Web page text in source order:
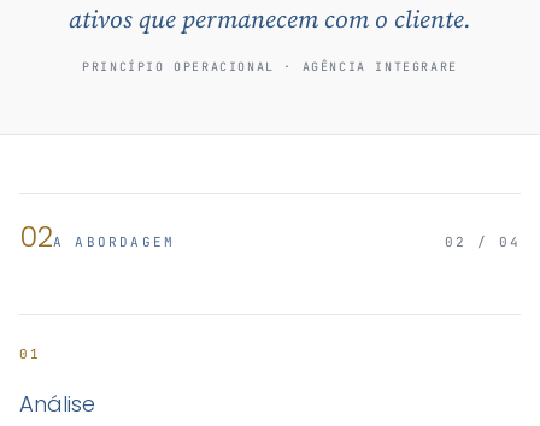
ativos que permanecem com o cliente.
PRINCÍPIO OPERACIONAL · AGÊNCIA INTEGRARE
02A ABORDAGEM 02 / 04
01
Análise